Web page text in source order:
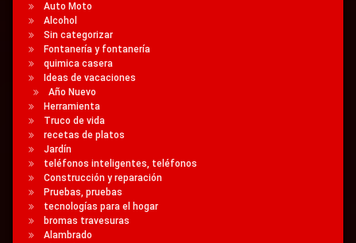
Auto Moto
Alcohol
Sin categorizar
Fontanería y fontanería
quimica casera
Ideas de vacaciones
Año Nuevo
Herramienta
Truco de vida
recetas de platos
Jardín
teléfonos inteligentes, teléfonos
Construcción y reparación
Pruebas, pruebas
tecnologías para el hogar
bromas travesuras
Alambrado